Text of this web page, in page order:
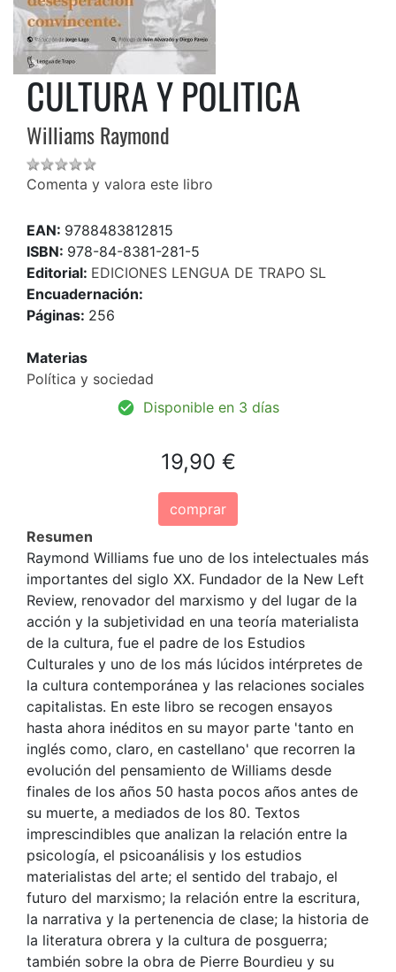
CULTURA Y POLITICA
Williams Raymond
Comenta y valora este libro
EAN: 9788483812815
ISBN: 978-84-8381-281-5
Editorial: EDICIONES LENGUA DE TRAPO SL
Encuadernación:
Páginas: 256
Materias
Política y sociedad
Disponible en 3 días
19,90 €
comprar
Resumen
Raymond Williams fue uno de los intelectuales más
importantes del siglo XX. Fundador de la New Left
Review, renovador del marxismo y del lugar de la
acción y la subjetividad en una teoría materialista
de la cultura, fue el padre de los Estudios
Culturales y uno de los más lúcidos intérpretes de
la cultura contemporánea y las relaciones sociales
capitalistas. En este libro se recogen ensayos
hasta ahora inéditos en su mayor parte 'tanto en
inglés como, claro, en castellano' que recorren la
evolución del pensamiento de Williams desde
finales de los años 50 hasta pocos años antes de
su muerte, a mediados de los 80. Textos
imprescindibles que analizan la relación entre la
psicología, el psicoanálisis y los estudios
materialistas del arte; el sentido del trabajo, el
futuro del marxismo; la relación entre la escritura,
la narrativa y la pertenencia de clase; la historia de
la literatura obrera y la cultura de posguerra;
también sobre la obra de Pierre Bourdieu y su